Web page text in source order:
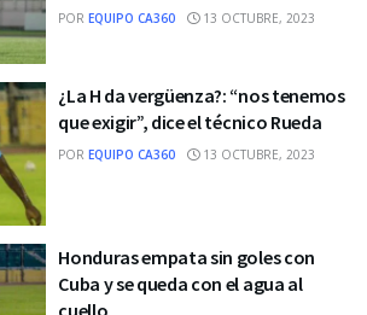
POR EQUIPO CA360 13 OCTUBRE, 2023
¿La H da vergüenza?: “nos tenemos
que exigir”, dice el técnico Rueda
POR EQUIPO CA360 13 OCTUBRE, 2023
Honduras empata sin goles con
Cuba y se queda con el agua al